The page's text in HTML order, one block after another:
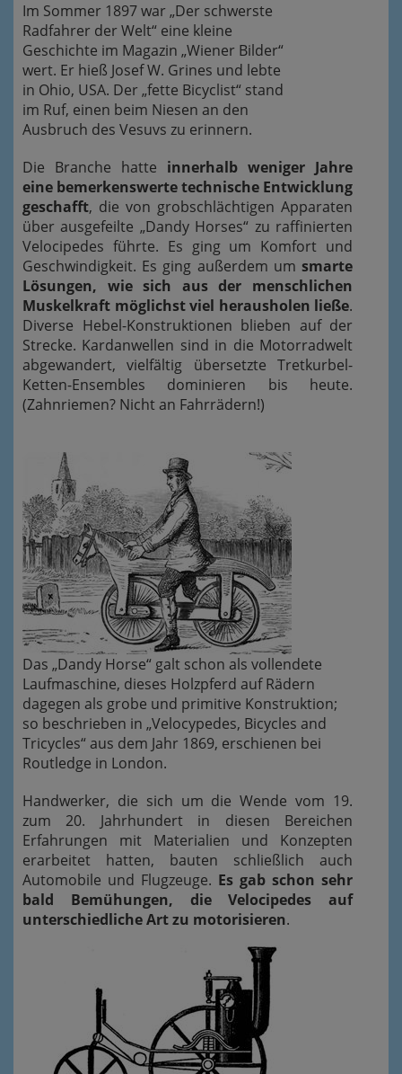
Im Sommer 1897 war „Der schwerste
Radfahrer der Welt“ eine kleine
Geschichte im Magazin „Wiener Bilder“
wert. Er hieß Josef W. Grines und lebte
in Ohio, USA. Der „fette Bicyclist“ stand
im Ruf, einen beim Niesen an den
Ausbruch des Vesuvs zu erinnern.
Die Branche hatte innerhalb weniger Jahre
eine bemerkenswerte technische Entwicklung
geschafft, die von grobschlächtigen Apparaten
über ausgefeilte „Dandy Horses“ zu raffinierten
Velocipedes führte. Es ging um Komfort und
Geschwindigkeit. Es ging außerdem um smarte
Lösungen, wie sich aus der menschlichen
Muskelkraft möglichst viel herausholen ließe.
Diverse Hebel-Konstruktionen blieben auf der
Strecke. Kardanwellen sind in die Motorradwelt
abgewandert, vielfältig übersetzte Tretkurbel-
Ketten-Ensembles dominieren bis heute.
(Zahnriemen? Nicht an Fahrrädern!)
Das „Dandy Horse“ galt schon als vollendete
Laufmaschine, dieses Holzpferd auf Rädern
dagegen als grobe und primitive Konstruktion;
so beschrieben in „Velocypedes, Bicycles and
Tricycles“ aus dem Jahr 1869, erschienen bei
Routledge in London.
Handwerker, die sich um die Wende vom 19.
zum 20. Jahrhundert in diesen Bereichen
Erfahrungen mit Materialien und Konzepten
erarbeitet hatten, bauten schließlich auch
Automobile und Flugzeuge. Es gab schon sehr
bald Bemühungen, die Velocipedes auf
unterschiedliche Art zu motorisieren.